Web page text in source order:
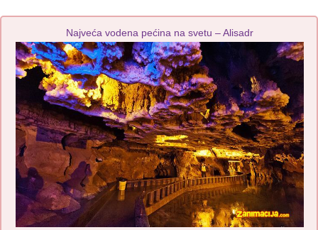
Najveća vodena pećina na svetu – Alisadr